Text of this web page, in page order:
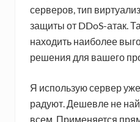
серверов, тип
защиты от DDoS-атак.
находить наиболее
решения для вашего
Я использую сервер
радуют. Дешевле не
всем. Применяется